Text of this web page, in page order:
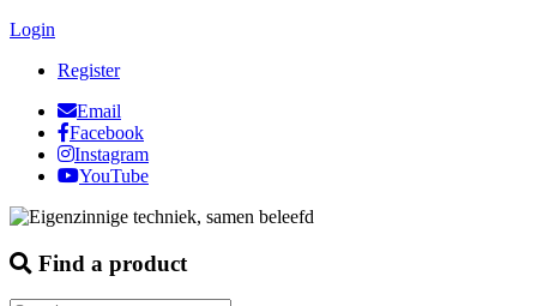
Login
Register
Email
Facebook
Instagram
YouTube
Find a product